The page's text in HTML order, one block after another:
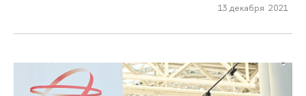
13 декабря 2021